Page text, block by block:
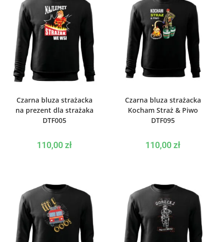
Czarna bluza strażacka
na prezent dla strażaka
DTF005
110,00zł
Czarna bluza strażacka
Kocham Straż & Piwo
DTF095
110,00zł